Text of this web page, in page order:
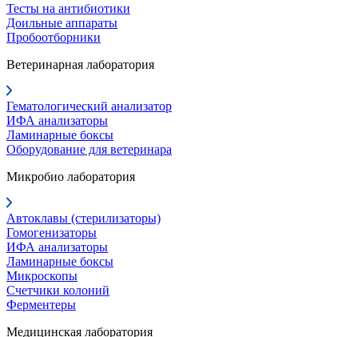
Тесты на антибиотики
Доильные аппараты
Пробоотборники
Ветеринарная лаборатория
Гематологический анализатор
ИФА анализаторы
Ламинарные боксы
Оборудование для ветеринара
Микробио лаборатория
Автоклавы (стерилизаторы)
Гомогенизаторы
ИФА анализаторы
Ламинарные боксы
Микроскопы
Счетчики колоний
Ферментеры
Медицинская лаборатория